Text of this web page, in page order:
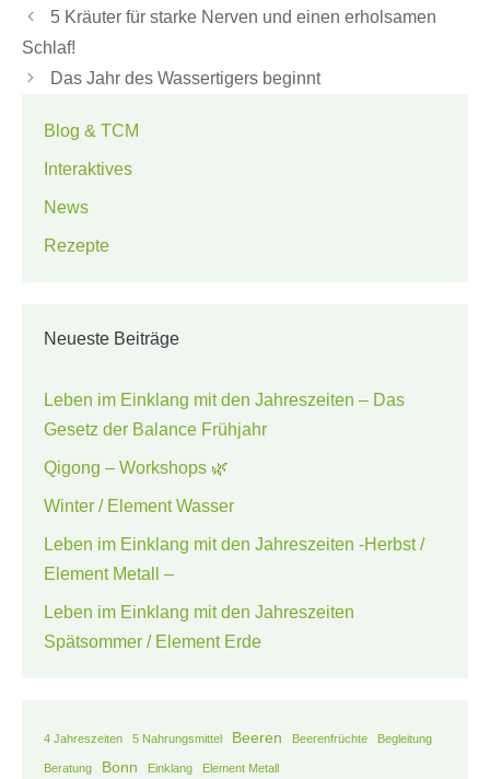
5 Kräuter für starke Nerven und einen erholsamen
Schlaf!
Das Jahr des Wassertigers beginnt
Blog & TCM
Interaktives
News
Rezepte
Neueste Beiträge
Leben im Einklang mit den Jahreszeiten – Das
Gesetz der Balance Frühjahr
Qigong – Workshops 🌿
Winter / Element Wasser
Leben im Einklang mit den Jahreszeiten -Herbst /
Element Metall –
Leben im Einklang mit den Jahreszeiten
Spätsommer / Element Erde
4 Jahreszeiten 5 Nahrungsmittel Beeren Beerenfrüchte Begleitung
Beratung Bonn Einklang Element Metall